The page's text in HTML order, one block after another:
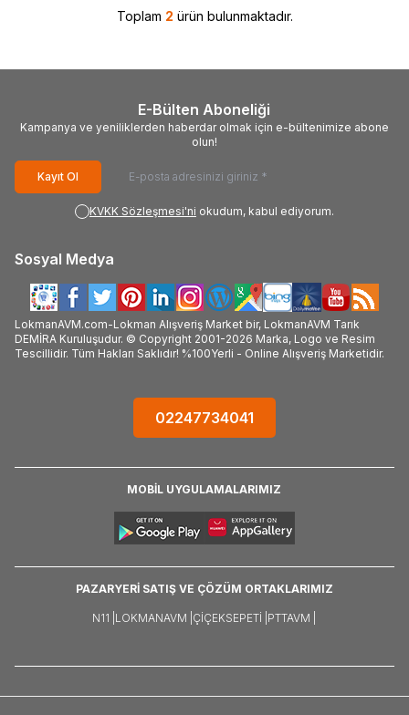
Toplam 2 ürün bulunmaktadır.
E-Bülten Aboneliği
Kampanya ve yeniliklerden haberdar olmak için e-bültenimize abone
olun!
Kayıt Ol
KVKK Sözleşmesi'ni okudum, kabul ediyorum.
Sosyal Medya
LokmanAVM.com-Lokman Alışveriş Market bir, LokmanAVM Tarık
DEMİRA Kuruluşudur. © Copyright 2001-2026 Marka, Logo ve Resim
Tescillidir. Tüm Hakları Saklıdır! %100Yerli - Online Alışveriş Marketidir.
02247734041
MOBİL UYGULAMALARIMIZ
PAZARYERİ SATIŞ VE ÇÖZÜM ORTAKLARIMIZ
N11 | LOKMANAVM | ÇIÇEKSEPETI | PTTAVM |